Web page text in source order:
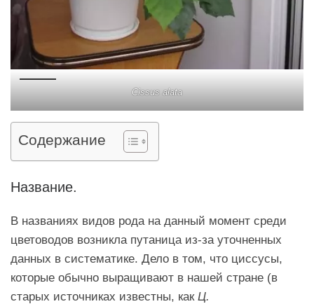
Cissus alata
Содержание
Название.
В названиях видов рода на данный момент среди
цветоводов возникла путаница из-за уточненных
данных в систематике. Дело в том, что циссусы,
которые обычно выращивают в нашей стране (в
старых источниках известны, как Ц.